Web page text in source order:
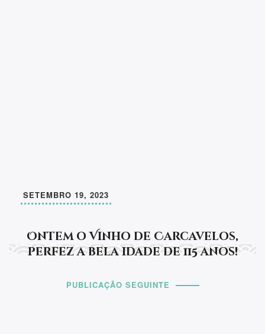
Ontem o Vinho de Carcavelos,
perfez a bela idade de 115 anos!
SETEMBRO 19, 2023
PUBLICAÇÃO SEGUINTE